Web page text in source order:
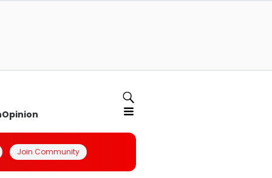
Opinion
Join Community